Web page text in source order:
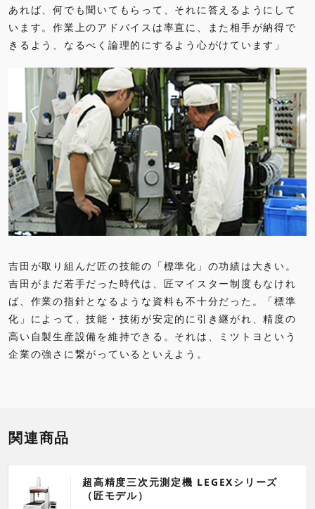
あれば、何でも聞いてもらって、それに答えるようにして
います。作業上のアドバイスは率直に、また相手が納得で
きるよう、なるべく論理的にするよう心がけています」
吉田が取り組んだ匠の技能の「標準化」の功績は大きい。
吉田がまだ若手だった時代は、匠マイスター制度もなけれ
ば、作業の指針となるような資料も不十分だった。「標準
化」によって、技能・技術が安定的に引き継がれ、精度の
高い自製生産設備を維持できる。それは、ミツトヨという
企業の強さに繋がっているといえよう。
関連商品
超高精度三次元測定機 LEGEXシリーズ
（匠モデル）